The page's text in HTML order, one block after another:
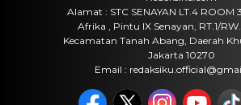
Sosok Ini Bongkar Siapa Sebenarnya
Agustus yang Berakhir Ricuh: Bukan
3 Menu Diet Sehat Harian yang Efektif
Badan Menjadi Ideal, Wajib dicoba!